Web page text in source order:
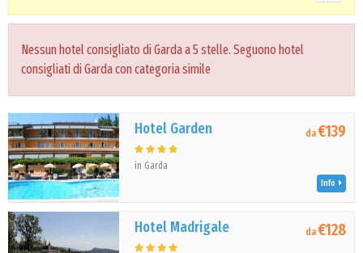
Nessun hotel consigliato di Garda a 5 stelle. Seguono hotel
consigliati di Garda con categoria simile
Hotel Garden
in Garda
da€139
Info
Hotel Madrigale da€128